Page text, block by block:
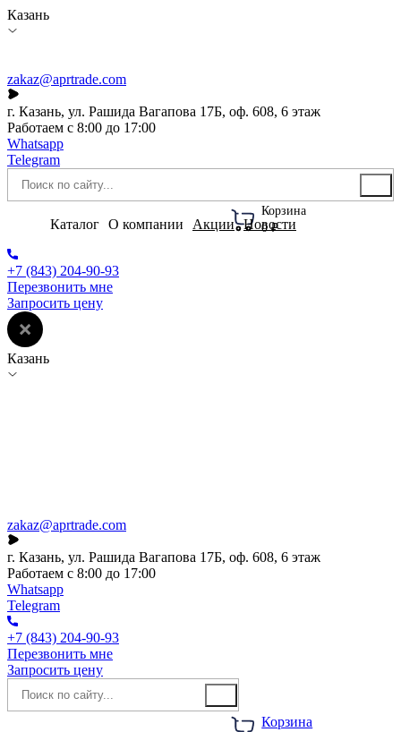
Казань
zakaz@aprtrade.com
г. Казань, ул. Рашида Вагапова 17Б, оф. 608, 6 этаж
Работаем с 8:00 до 17:00
Whatsapp
Telegram
Корзина
0 ₽
Каталог О компании Акции Новости
+7 (843) 204-90-93
Перезвонить мне
Запросить цену
Казань
zakaz@aprtrade.com
г. Казань, ул. Рашида Вагапова 17Б, оф. 608, 6 этаж
Работаем с 8:00 до 17:00
Whatsapp
Telegram
+7 (843) 204-90-93
Перезвонить мне
Запросить цену
Корзина